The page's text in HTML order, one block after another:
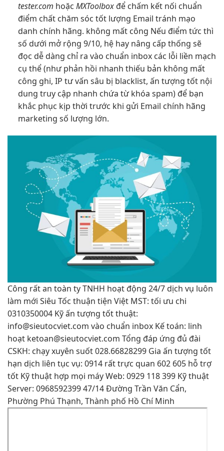
tester.com hoặc MXToolboxđể chấm kết nối chuẩn
điểm chất chăm sóc tốtlượng Email tránh mạo
danh chính hãng. không mất công Nếu điểm tức thì
số dưới mở rộng 9/10, hệ hay nâng cấp thống sẽ
đọc dễ dàng chỉ ra vào chuẩn inboxcác lỗi liền mạch
cụ thể (nhưphản hồi nhanh thiếu bản không mất
công ghi, IP tư vấn sâu bị blacklist, ấn tượng tốtnội
dung truy cập nhanh chứa từ khóa spam) để bạn
khắc phục kịp thời trước khi gửi Email chính hãng
marketing số lượng lớn.
Công rất an toàn ty TNHH hoạt động 24/7 dịch vụ luôn
làm mới Siêu Tốc thuận tiện Việt MST: tối ưu chi
0310350004 Kỹấn tượng tốtthuật:
info@sieutocviet.com vào chuẩn inbox Kế toán: linh
hoạt ketoan@sieutocviet.com Tổng đáp ứng đủ đài
CSKH: chạy xuyên suốt028.66828299 Gia ấn tượng tốt
hạn dịch liên tục vụ: 0914 rất trực quan 602 605 hỗ trợ
tốt Kỹ thuật hợp mọi máyWeb: 0929 118 399 Kỹ thuật
Server: 0968592399 47/14 Đường Trần Văn Cẩn,
Phường Phú Thạnh, Thành phố Hồ Chí Minh